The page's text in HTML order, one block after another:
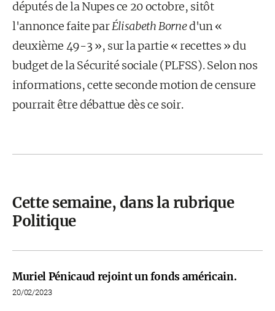
députés de la Nupes ce 20 octobre, sitôt
l'annonce faite parÉlisabeth Borned'un «
deuxième 49-3 », sur la partie « recettes » du
budget de la Sécurité sociale (PLFSS). Selon nos
informations, cette seconde motion de censure
pourrait être débattue dès ce soir.
Cette semaine, dans la rubrique
Politique
Muriel Pénicaud rejoint un fonds américain.
20/02/2023